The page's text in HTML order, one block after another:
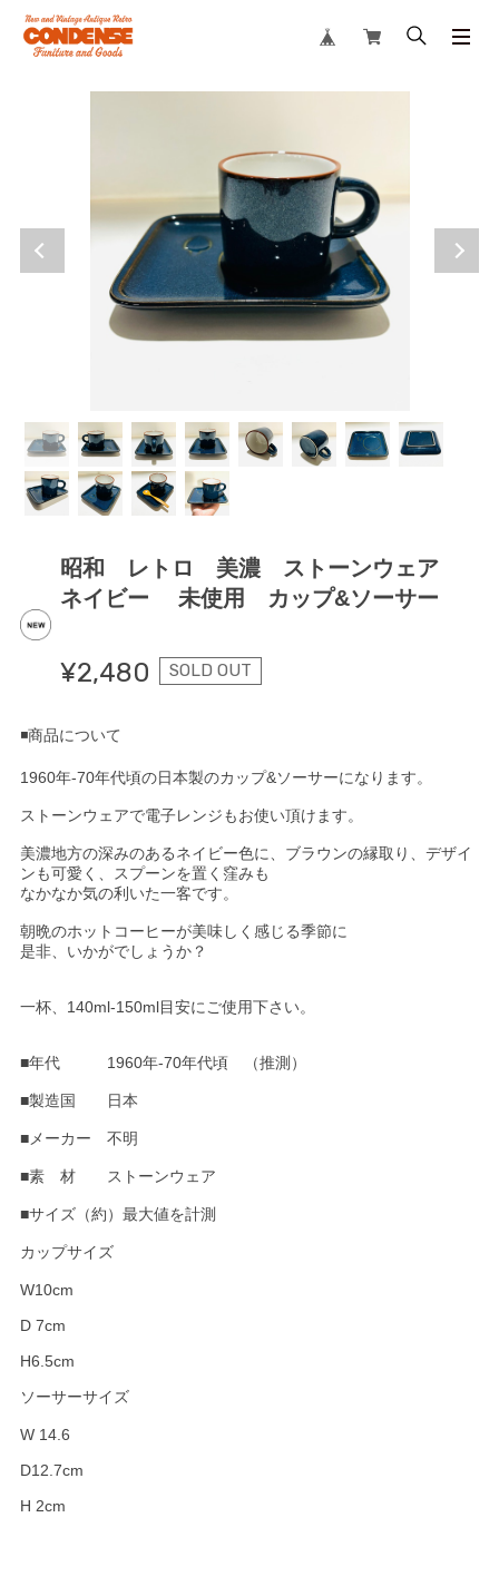
昭和 レトロ 美濃 ストーンウェア
ネイビー 未使用 カップ&ソーサー
¥2,480 SOLD OUT
◾️商品について
1960年-70年代頃の日本製のカップ&ソーサーになります。
ストーンウェアで電子レンジもお使い頂けます。
美濃地方の深みのあるネイビー色に、ブラウンの縁取り、デザイ
ンも可愛く、スプーンを置く窪みも
なかなか気の利いた一客です。
朝晩のホットコーヒーが美味しく感じる季節に
是非、いかがでしょうか？
一杯、140ml-150ml目安にご使用下さい。
■年代 1960年-70年代頃 （推測）
■製造国 日本
■メーカー 不明
■素 材 ストーンウェア
■サイズ（約）最大値を計測
カップサイズ
W10cm
D 7cm
H6.5cm
ソーサーサイズ
W 14.6
D12.7cm
H 2cm